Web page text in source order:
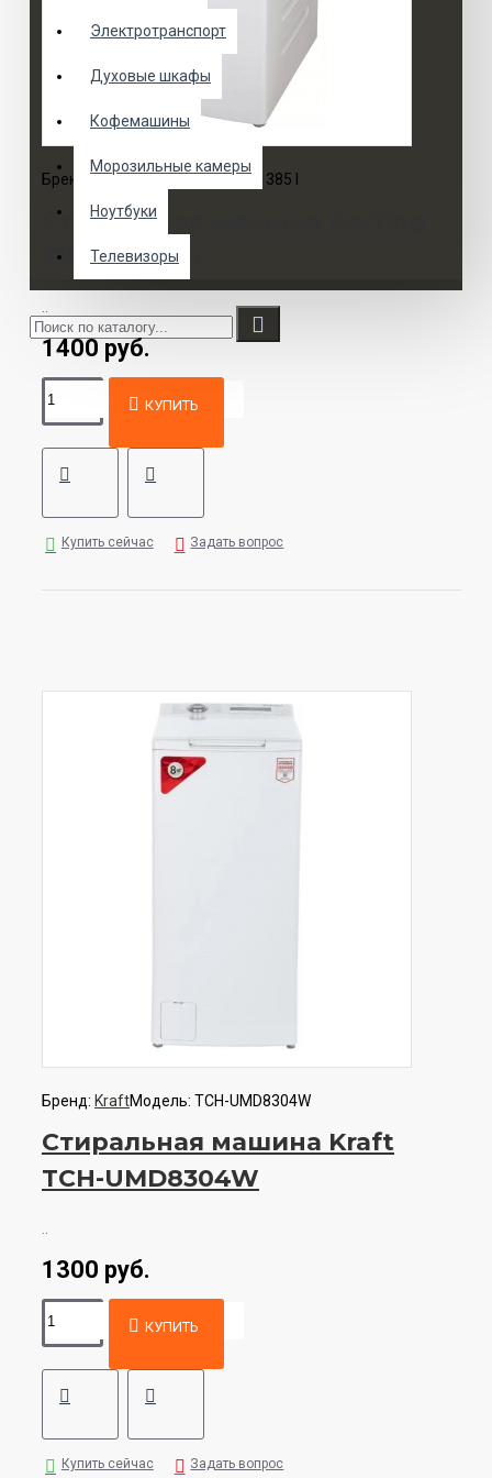
Электротранспорт
Духовые шкафы
Кофемашины
Морозильные камеры
Ноутбуки
Телевизоры
Бренд:KortingМодель:KWMT 1385 I
Стиральная машина Korting
KWMT 1385 I
1400 руб.
КУПИТЬ
Купить сейчас Задать вопрос
Бренд: KraftМодель: TCH-UMD8304W
Стиральная машина Kraft
TCH-UMD8304W
1300 руб.
КУПИТЬ
Купить сейчас Задать вопрос